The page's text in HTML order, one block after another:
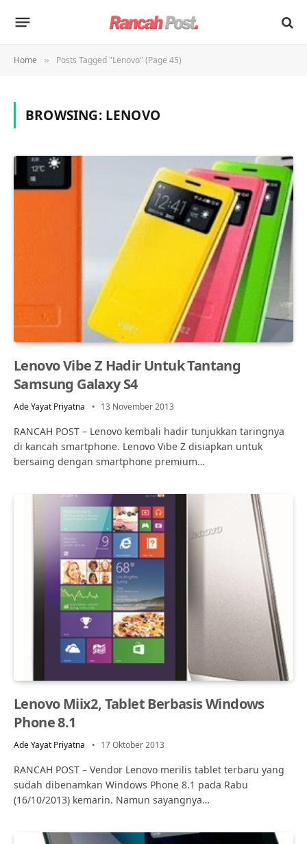
Home » Posts Tagged "Lenovo" (Page 45)
BROWSING: LENOVO
Lenovo Vibe Z Hadir Untuk Tantang
Samsung Galaxy S4
Ade Yayat Priyatna 13 November 2013
RANCAH POST – Lenovo kembali hadir tunjukkan taringnya
di kancah smartphone. Lenovo Vibe Z disiapkan untuk
bersaing dengan smartphone premium…
Lenovo Miix2, Tablet Berbasis Windows
Phone 8.1
Ade Yayat Priyatna 17 Oktober 2013
RANCAH POST – Vendor Lenovo merilis tablet terbaru yang
sudah dibenamkan Windows Phone 8.1 pada Rabu
(16/10/2013) kemarin. Namun sayangnya…